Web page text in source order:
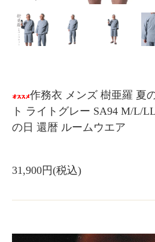
作務衣 メンズ 樹亜羅 夏
ト ライトグレー SA94 M/L/
の日 還暦 ルームウエア
31,900円(税込)